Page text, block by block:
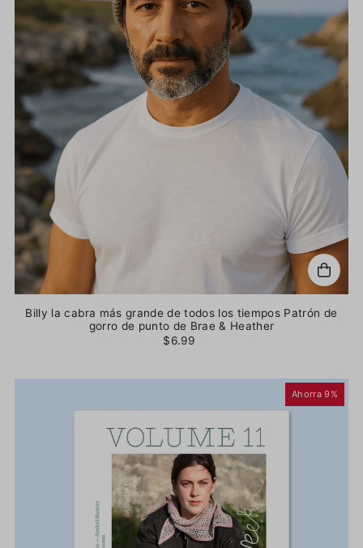
Billy la cabra más grande de todos los tiempos Patrón de
gorro de punto de Brae & Heather
$6.99
Ahorra 9%